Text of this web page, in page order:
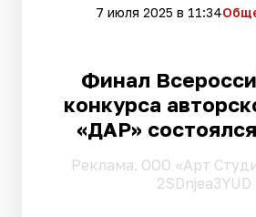
7 июля 2025 в 11:34
Финал
конкурса
«ДАР»
Pеклама. ООО «Арт
2SDnjea3YUD